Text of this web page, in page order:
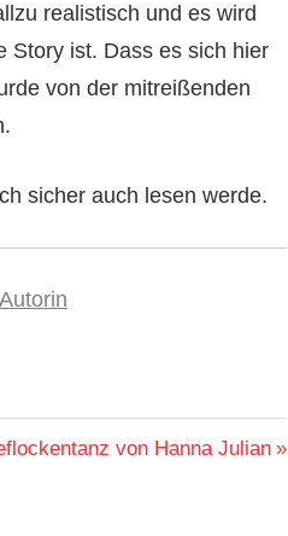
realistisch und es wird
Story ist. Dass es sich hier
von der mitreißenden
sicher auch lesen werde.
von Hanna Julian